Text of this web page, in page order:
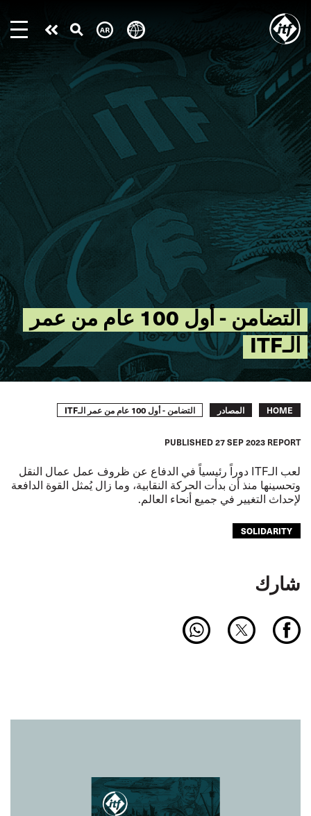
main
content
التضامن - أول 100 عام من عمر
الـITF
Take
action
Breadcrumb
HOME المصادر التضامن - أول 100 عام من عمر الـITF
REPORT
PUBLISHED27 SEP 2023
لعب الـITF دوراً رئيسياً في الدفاع عن ظروف عمل عمال النقل
وتحسينها منذ أن بدأت الحركة النقابية، وما زال يُمثل القوة الدافعة
لإحداث التغيير في جميع أنحاء العالم.
SOLIDARITY
شارك